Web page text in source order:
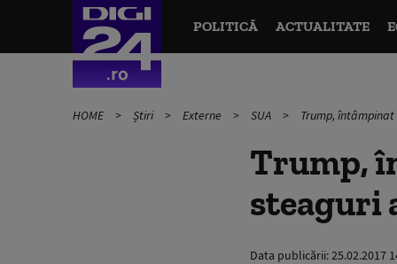
POLITICĂ ACTUALITATE
HOME Știri Externe SUA Trump,
Trump,
steaguri
Data publicării:25.02.2017